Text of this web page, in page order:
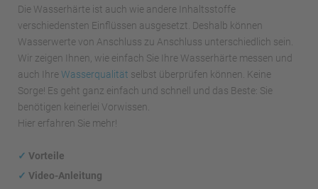
Die Wasserhärte ist auch wie andere Inhaltsstoffe
verschiedensten Einflüssen ausgesetzt. Deshalb können
Wasserwerte von Anschluss zu Anschluss unterschiedlich sein.
Wir zeigen Ihnen, wie einfach Sie Ihre Wasserhärte messen und
auch IhreWasserqualität selbst überprüfen können. Keine
Sorge! Es geht ganz einfach und schnell und das Beste: Sie
benötigen keinerlei Vorwissen.
Hier erfahren Sie mehr!
✓ Vorteile
✓ Video-Anleitung